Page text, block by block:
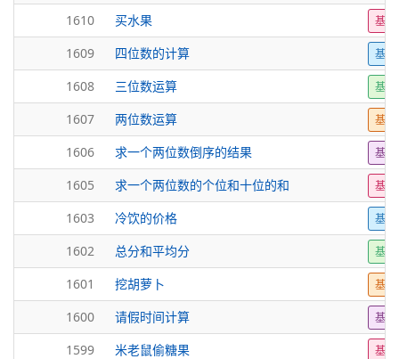
1610 买水果 基
1609 四位数的计算 基
1608 三位数运算 基
1607 两位数运算 基
1606 求一个两位数倒序的结果 基
1605 求一个两位数的个位和十位的和 基
1603 冷饮的价格 基
1602 总分和平均分 基
1601 挖胡萝卜 基
1600 请假时间计算 基
1599 米老鼠偷糖果 基